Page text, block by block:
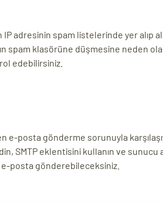
IP adresinin spam listelerinde yer alıp
spam klasörüne düşmesine
edebilirsiniz.
e-posta gönderme sorunuyla
SMTP eklentisini kullanın ve
posta gönderebileceksiniz.